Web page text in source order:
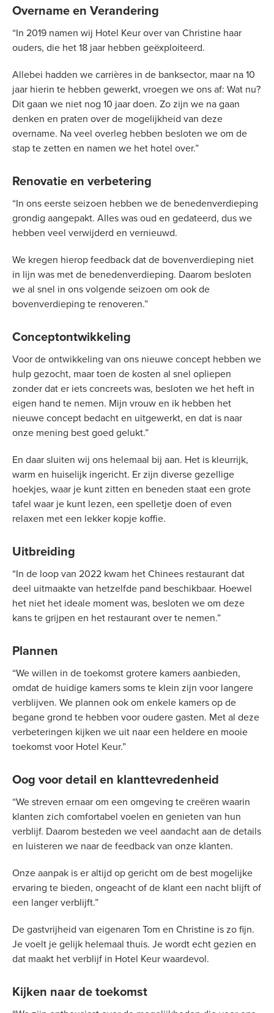
Overname en Verandering
“In 2019 namen wij Hotel Keur over van Christine haar
ouders, die het 18 jaar hebben geëxploiteerd.
Allebei hadden we carrières in de banksector, maar na 10
jaar hierin te hebben gewerkt, vroegen we ons af: Wat nu?
Dit gaan we niet nog 10 jaar doen. Zo zijn we na gaan
denken en praten over de mogelijkheid van deze
overname. Na veel overleg hebben besloten we om de
stap te zetten en namen we het hotel over.”
Renovatie en verbetering
“In ons eerste seizoen hebben we de benedenverdieping
grondig aangepakt. Alles was oud en gedateerd, dus we
hebben veel verwijderd en vernieuwd.
We kregen hierop feedback dat de bovenverdieping niet
in lijn was met de benedenverdieping. Daarom besloten
we al snel in ons volgende seizoen om ook de
bovenverdieping te renoveren.”
Conceptontwikkeling
Voor de ontwikkeling van ons nieuwe concept hebben we
hulp gezocht, maar toen de kosten al snel opliepen
zonder dat er iets concreets was, besloten we het heft in
eigen hand te nemen. Mijn vrouw en ik hebben het
nieuwe concept bedacht en uitgewerkt, en dat is naar
onze mening best goed gelukt.”
En daar sluiten wij ons helemaal bij aan. Het is kleurrijk,
warm en huiselijk ingericht. Er zijn diverse gezellige
hoekjes, waar je kunt zitten en beneden staat een grote
tafel waar je kunt lezen, een spelletje doen of even
relaxen met een lekker kopje koffie.
Uitbreiding
“In de loop van 2022 kwam het Chinees restaurant dat
deel uitmaakte van hetzelfde pand beschikbaar. Hoewel
het niet het ideale moment was, besloten we om deze
kans te grijpen en het restaurant over te nemen.”
Plannen
“We willen in de toekomst grotere kamers aanbieden,
omdat de huidige kamers soms te klein zijn voor langere
verblijven. We plannen ook om enkele kamers op de
begane grond te hebben voor oudere gasten. Met al deze
verbeteringen kijken we uit naar een heldere en mooie
toekomst voor Hotel Keur.”
Oog voor detail en klanttevredenheid
“We streven ernaar om een omgeving te creëren waarin
klanten zich comfortabel voelen en genieten van hun
verblijf. Daarom besteden we veel aandacht aan de details
en luisteren we naar de feedback van onze klanten.
Onze aanpak is er altijd op gericht om de best mogelijke
ervaring te bieden, ongeacht of de klant een nacht blijft of
een langer verblijft.”
De gastvrijheid van eigenaren Tom en Christine is zo fijn.
Je voelt je gelijk helemaal thuis. Je wordt echt gezien en
dat maakt het verblijf in Hotel Keur waardevol.
Kijken naar de toekomst